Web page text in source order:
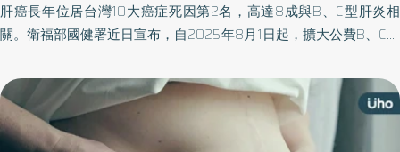
肝癌長年位居台灣10大癌症死因第2名，高達8成與B、C型肝炎相
關。衛福部國健署近日宣布，自2025年8月1日起，擴大公費B、C型
年齡下修至1986年以前出生、即39～79歲的民眾，終生可免費接受
一次檢查，預估將新增約200萬人受惠。